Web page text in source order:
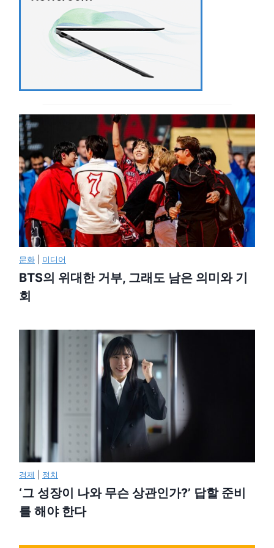
문화 미디어
BTS의 위대한 거부, 그래도 남은 의미와 기
회
경제 정치
‘그 성장이 나와 무슨 상관인가?’ 답할 준비
를 해야 한다